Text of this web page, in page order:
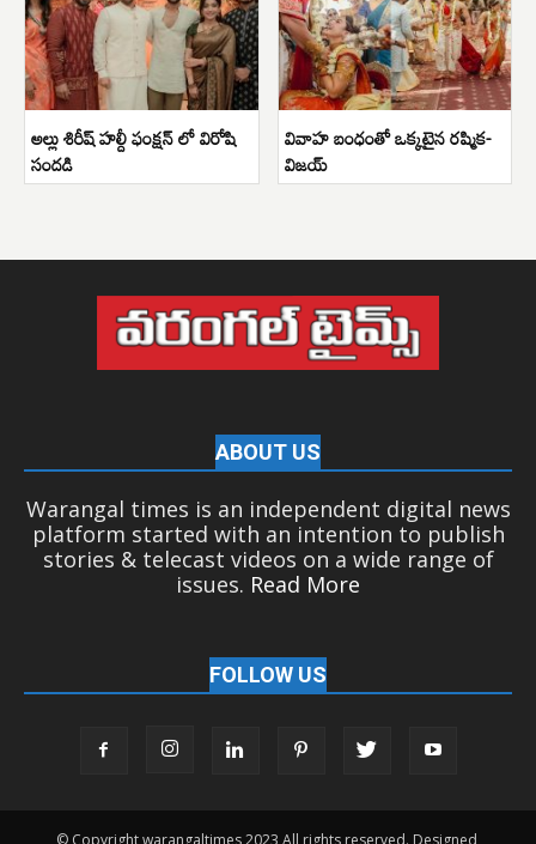
అల్లు శిరీష్ హల్దీ ఫంక్షన్ లో విరోషి
సందడి
వివాహ బంధంతో ఒక్కటైన రష్మిక-
విజయ్
ABOUT US
Warangal times is an independent digital news
platform started with an intention to publish
stories & telecast videos on a wide range of
issues. Read More
FOLLOW US
© Copyright warangaltimes 2023 All rights reserved. Designed,